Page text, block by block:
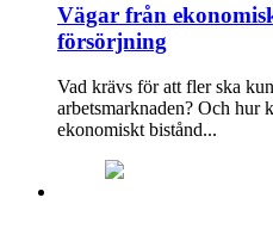
Vägar från
försörjning
Vad krävs för att fler ska
arbetsmarknaden? Och hur
ekonomiskt bistånd...